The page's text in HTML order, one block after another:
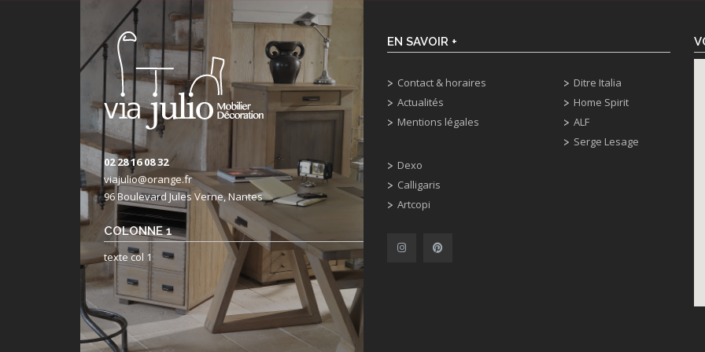
02 28 16 08 32
viajulio@orange.fr
96 Boulevard Jules Verne, Nantes
COLONNE 1
texte col 1
EN SAVOIR +
Contact & horaires
Actualités
Mentions légales
Dexo
Calligaris
Artcopi
Ditre Italia
Home Spirit
ALF
Serge Lesage